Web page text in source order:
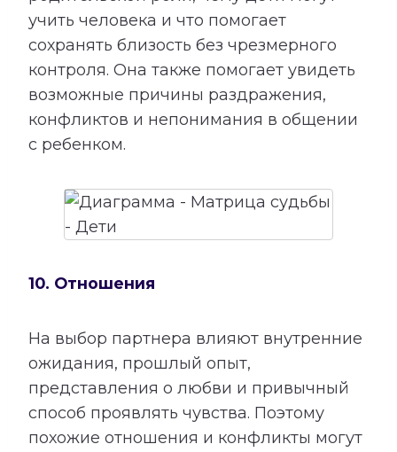
учить человека и что помогает
сохранять близость без чрезмерного
контроля. Она также помогает увидеть
возможные причины раздражения,
конфликтов и непонимания в общении
с ребенком.
10. Отношения
На выбор партнера влияют внутренние
ожидания, прошлый опыт,
представления о любви и привычный
способ проявлять чувства. Поэтому
похожие отношения и конфликты могут